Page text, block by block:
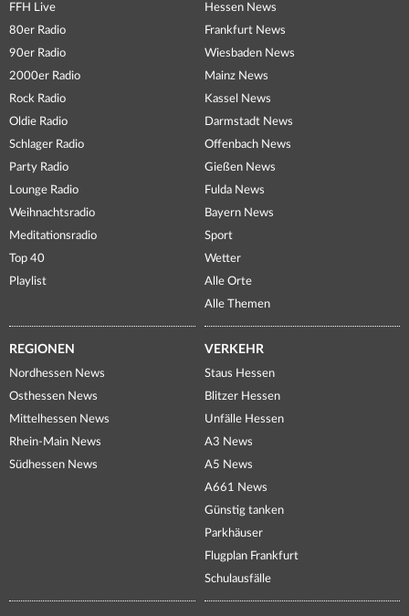
FFH Live
80er Radio
90er Radio
2000er Radio
Rock Radio
Oldie Radio
Schlager Radio
Party Radio
Lounge Radio
Weihnachtsradio
Meditationsradio
Top 40
Playlist
Hessen News
Frankfurt News
Wiesbaden News
Mainz News
Kassel News
Darmstadt News
Offenbach News
Gießen News
Fulda News
Bayern News
Sport
Wetter
Alle Orte
Alle Themen
REGIONEN
Nordhessen News
Osthessen News
Mittelhessen News
Rhein-Main News
Südhessen News
VERKEHR
Staus Hessen
Blitzer Hessen
Unfälle Hessen
A3 News
A5 News
A661 News
Günstig tanken
Parkhäuser
Flugplan Frankfurt
Schulausfälle